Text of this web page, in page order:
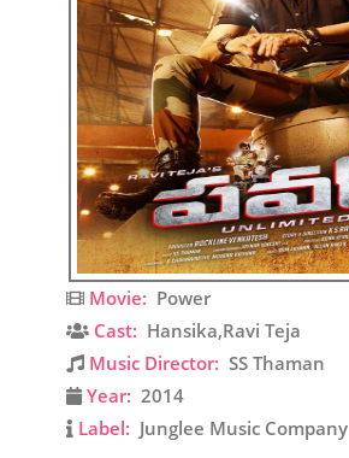
Movie: Power
Cast: Hansika,Ravi Teja
Music Director: SS Thaman
Year: 2014
Label: Junglee Music Company